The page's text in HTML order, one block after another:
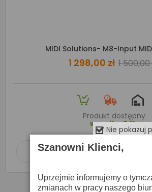
MIDI Solutions- M8-Input
1 298,00 zł 1 500,00
Produkt dostępny
wysyłka 24h
 Dodaj do koszyka
Nie pokazuj
Szanowni Klienci,
Uprzejmie informujemy o
zmianach w pracy naszego